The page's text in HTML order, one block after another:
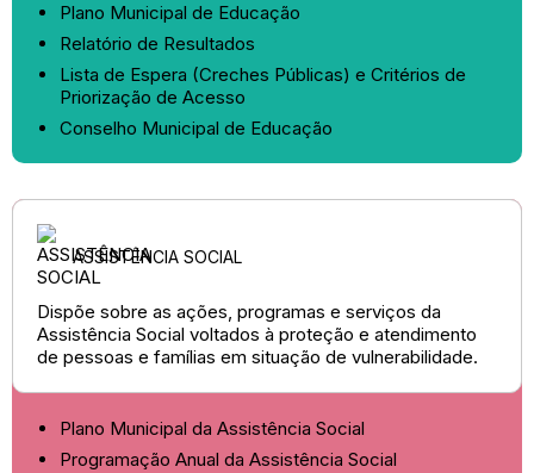
Plano Municipal de Educação
Relatório de Resultados
Lista de Espera (Creches Públicas) e Critérios de
Priorização de Acesso
Conselho Municipal de Educação
ASSISTÊNCIA SOCIAL
Dispõe sobre as ações, programas e serviços da
Assistência Social voltados à proteção e atendimento
de pessoas e famílias em situação de vulnerabilidade.
Plano Municipal da Assistência Social
Programação Anual da Assistência Social